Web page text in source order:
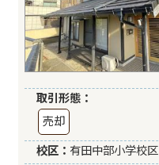
取引形態：
売却
校区： 有田中部小学校区